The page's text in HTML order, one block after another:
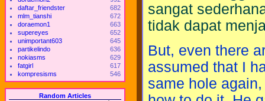
daftar_friendster
682
mlm_tianshi
672
doraemon1
663
supereyes
652
unimportant603
645
partikelindo
636
nokiasms
629
fatgirl
617
kompresisms
546
Random Articles
sangat
tidak dapat
But, even there
assumed that I
same hole